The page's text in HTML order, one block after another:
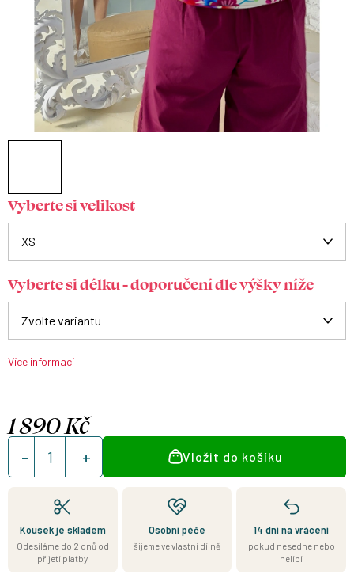
Vyberte si velikost
Vyberte si délku - doporučení dle výšky níže
Více informací
1 890 Kč
Měrná
cena:
Vložit do košíku
Kousek je skladem
Odesíláme do 2 dnů od
přijetí platby
Osobní péče
šijeme ve vlastní dílně
14 dní na vrácení
pokud nesedne nebo
nelíbí